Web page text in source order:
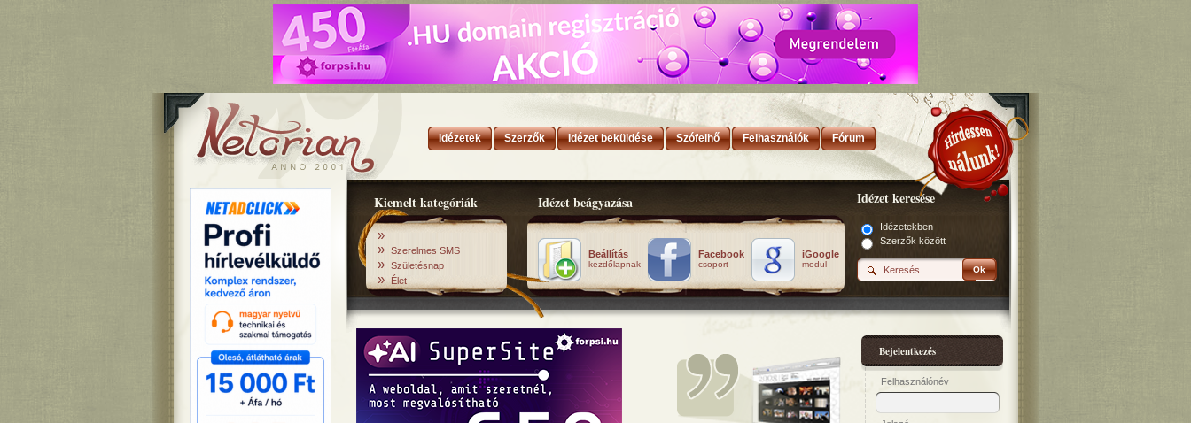
Idézetek Szerzők Idézet beküldése Szófelhő Felhasználók Fórum
Kiemelt kategóriák
»
» Szerelmes SMS
» Születésnap
» Élet
Idézet beágyazása
Beállítás
kezdőlapnak
Facebook
csoport
iGoogle
modul
Idézet keresése
Idézetekben
Szerzők között
Ok
Bejelentkezés
Felhasználónév